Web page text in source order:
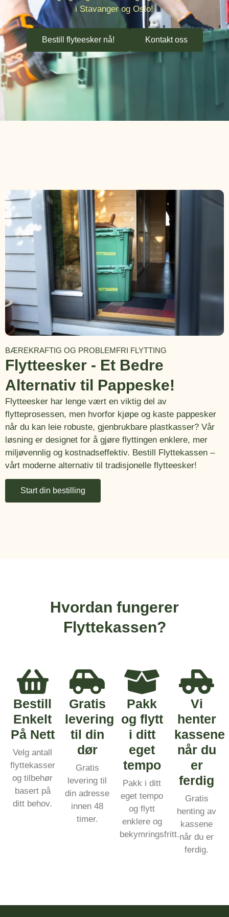
i Stavanger og Oslo!
Bestill flyteesker nå! Kontakt oss
BÆREKRAFTIG OG PROBLEMFRI FLYTTING
Flytteesker - Et Bedre
Alternativ til Pappeske!
Flytteesker har lenge vært en viktig del av
flytteprosessen, men hvorfor kjøpe og kaste pappesker
når du kan leie robuste, gjenbrukbare plastkasser? Vår
løsning er designet for å gjøre flyttingen enklere, mer
miljøvennlig og kostnadseffektiv. Bestill Flyttekassen –
vårt moderne alternativ til tradisjonelle flytteesker!
Start din bestilling
Hvordan fungerer
Flyttekassen?
Bestill
Enkelt
På Nett
Velg antall
flyttekasser
og tilbehør
basert på
ditt behov.
Gratis
levering
til din
dør
Gratis
levering til
din adresse
innen 48
timer.
Pakk
og flytt
i ditt
eget
tempo
Pakk i ditt
eget tempo
og flytt
enklere og
bekymringsfritt.
Vi
henter
kassene
når du
er
ferdig
Gratis
henting av
kassene
når du er
ferdig.